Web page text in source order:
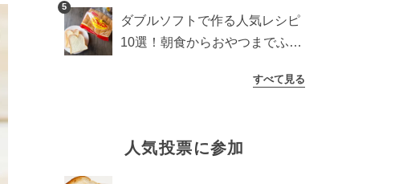
5
ダブルソフトで作る人気レシピ
10選！朝食からおやつまでふん
すべて見る
人気投票に参加